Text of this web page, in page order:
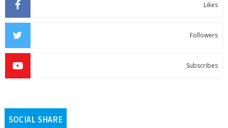
Likes
Followers
Subscribes
SOCIAL SHARE